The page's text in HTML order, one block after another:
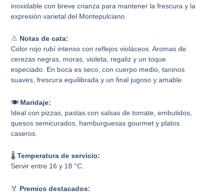
inoxidable con breve crianza para mantener la frescura y la
expresión varietal del Montepulciano.
👃 Notas de cata:
Color rojo rubí intenso con reflejos violáceos. Aromas de
cerezas negras, moras, violeta, regaliz y un toque
especiado. En boca es seco, con cuerpo medio, taninos
suaves, frescura equilibrada y un final jugoso y amable.
🍽️ Maridaje:
Ideal con pizzas, pastas con salsas de tomate, embutidos,
quesos semicurados, hamburguesas gourmet y platos
caseros.
🌡️Temperatura de servicio:
Servir entre 16 y 18 °C.
🏅 Premios destacados: